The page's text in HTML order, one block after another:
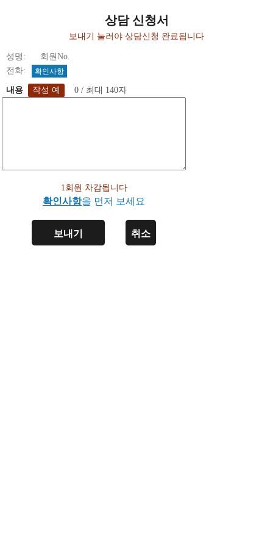
상담 신청서
보내기 눌러야 상담신청 완료됩니다
성명: 회원No.
전화:
확인사항
내용 0 / 최대 140자
1회원 차감됩니다
확인사항을 먼저 보세요